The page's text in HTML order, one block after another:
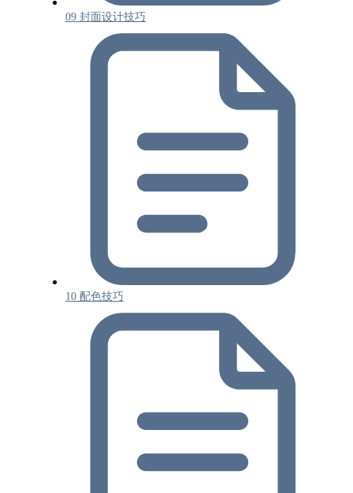
09 封面设计技巧
10 配色技巧